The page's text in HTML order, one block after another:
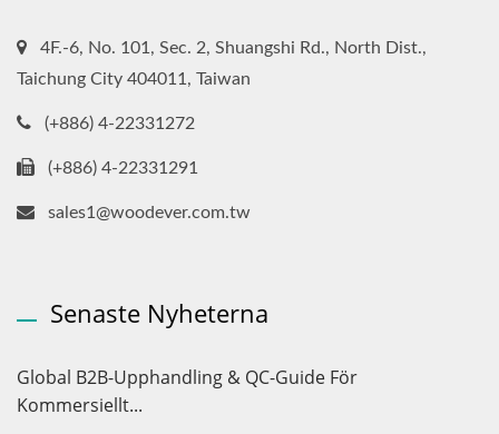
4F.-6, No. 101, Sec. 2, Shuangshi Rd., North Dist.,
Taichung City 404011, Taiwan
(+886) 4-22331272
(+886) 4-22331291
sales1@woodever.com.tw
Senaste Nyheterna
Global B2B-Upphandling & QC-Guide För
Kommersiellt...